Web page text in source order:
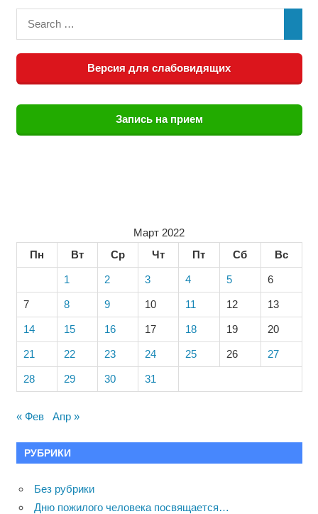
Версия для слабовидящих
Запись на прием
Март 2022
Пн
Вт Ср Чт Пт Сб Вс
1 2 3 4 5 6
7 8 9 10 11 12 13
14 15 16 17 18 19 20
21 22 23 24 25 26 27
28 29 30 31
« Фев Апр »
РУБРИКИ
Без рубрики
Дню пожилого человека посвящается…